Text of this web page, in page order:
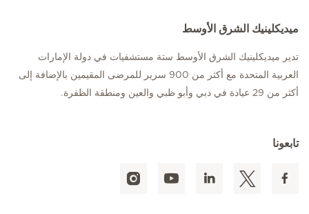
ميديكلينيك الشرق الأوسط
تدير ميديكلينيك الشرق الأوسط ستة مستشفيات في دولة الإمارات
العربية المتحدة مع أكثر من 900 سرير للمرضى المقيمين بالإضافة إلى
أكثر من 29 عيادة في دبي وأبو ظبي والعين ومنطقة الظفرة.
تابعونا